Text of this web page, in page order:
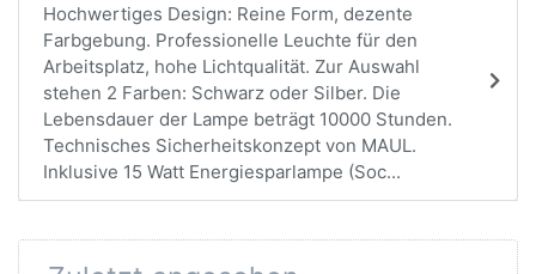
Hochwertiges Design: Reine Form, dezente
Farbgebung. Professionelle Leuchte für den
Arbeitsplatz, hohe Lichtqualität. Zur Auswahl
stehen 2 Farben: Schwarz oder Silber. Die
Lebensdauer der Lampe beträgt 10000 Stunden.
Technisches Sicherheitskonzept von MAUL.
Inklusive 15 Watt Energiesparlampe (Soc...